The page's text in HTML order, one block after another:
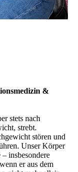
&
stets nach
strebt.
stören und
Unser Körper
insbesondere
er aus dem